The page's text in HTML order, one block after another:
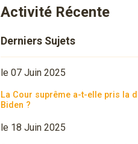
Activité Récente
Derniers Sujets
le 07 Juin 2025
La Cour suprême a-t-elle pris la
Biden ?
le 18 Juin 2025